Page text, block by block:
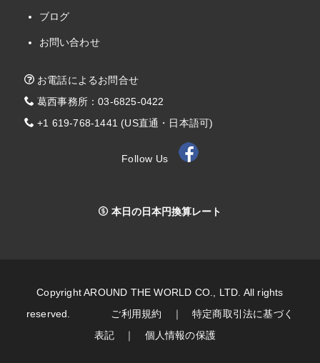
ブログ
お問い合わせ
お電話によるお問合せ
葛西事務所：03-6825-0422
+1 619-768-1441 (US直通・日本語可)
Follow Us
本日の日本円換算レート
Copyright AROUND THE WORLD CO., LTD. All rights
reserved. ご利用規約 ｜特定商取引法に基づく
表記 ｜ 個人情報の保護